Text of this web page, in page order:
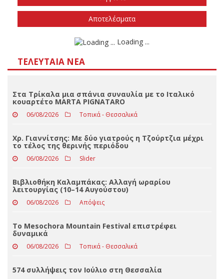
Την άνοιξη του 2027
Δεν ξέρω/δεν απαντώ
ΤΕΛΕΥΤΑΊΑ ΝΈΑ
Στα Τρίκαλα μια σπάνια συναυλία με το Ιταλικό
κουαρτέτο MARTA PIGNATARO
06/08/2026 Τοπικά - Θεσσαλικά
Χρ. Γιαννίτσης: Με δύο γιατρούς η Τζούρτζια μέχρι
το τέλος της θερινής περιόδου
06/08/2026 Slider
Βιβλιοθήκη Καλαμπάκας: Αλλαγή ωραρίου
λειτουργίας (10–14 Αυγούστου)
06/08/2026 Απόψεις
Το Mesochora Mountain Festival επιστρέφει